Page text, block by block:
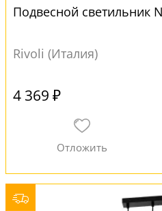
Подвесной светильник
Rivoli (Италия)
4 369 ₽